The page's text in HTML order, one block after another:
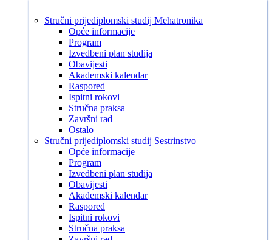
Stručni prijediplomski studij Mehatronika
Opće informacije
Program
Izvedbeni plan studija
Obavijesti
Akademski kalendar
Raspored
Ispitni rokovi
Stručna praksa
Završni rad
Ostalo
Stručni prijediplomski studij Sestrinstvo
Opće informacije
Program
Izvedbeni plan studija
Obavijesti
Akademski kalendar
Raspored
Ispitni rokovi
Stručna praksa